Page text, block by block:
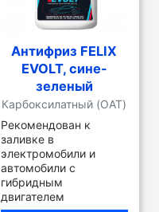
Антифриз FELIX
EVOLT, сине-
зеленый
Карбоксилатный (OAT)
Рекомендован к
заливке в
электромобили и
автомобили с
гибридным
двигателем